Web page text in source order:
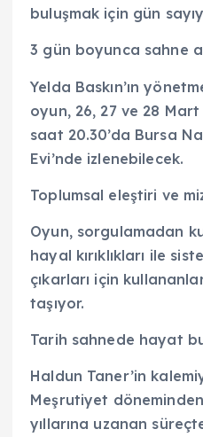
buluşmak için gün
3 gün boyunca sahne
Yelda Baskın’ın
oyun, 26, 27 ve 28
saat 20.30’da Bursa
Evi’nde izlenebilecek.
Toplumsal eleştiri ve
Oyun, sorgulamadan
hayal kırıklıkları ile
çıkarları için
taşıyor.
Tarih sahnede hayat
Haldun Taner’in
Meşrutiyet
yıllarına uzanan